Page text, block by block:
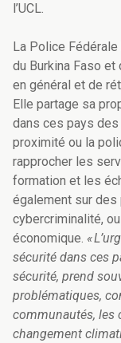
l’UCL.
La Police
du Burkina Faso et
en général et de
Elle partage sa
dans ces pays
proximité ou la
rapprocher les
formation et les
également sur
cybercriminalité,
économique. «
sécurité dans ces
sécurité, prend
problématiques,
communautés, les
changement